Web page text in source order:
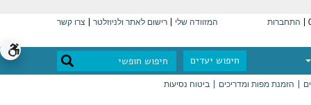
התחברות המזוודה שלי רישום לאתר ולניוזלטר צרו קשר
חיפוש יעדים
הזמנת מפות ומדריכים ביטוח נסיעות